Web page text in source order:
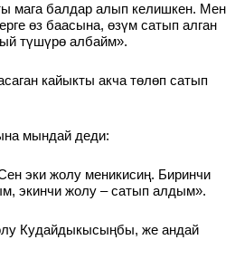
мага балдар алып келишкен. Мен
өз баасына, өзүм сатып алган
түшүрө албайм».
кайыкты акча төлөп сатып
мындай деди:
эки жолу меникисиң. Биринчи
экинчи жолу – сатып алдым».
Кудайдыкысыңбы, же андай